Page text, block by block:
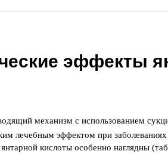
эффекты
механизм с использованием
лечебным эффектом при
кислоты особенно наглядны